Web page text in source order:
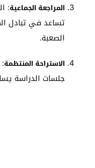
المراجعة الجماعية:
تساعد في تبادل
الصعبة.
الاستراحة المنتظمة:
جلسات الدراسة